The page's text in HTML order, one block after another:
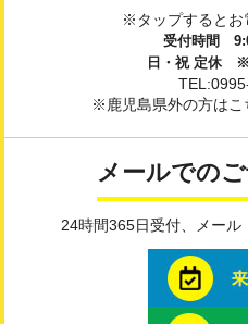
※タップするとお
受付時間
日・祝 定休 ※
※鹿児島県外の方はこ
メールでの
24時間365日受付、メール